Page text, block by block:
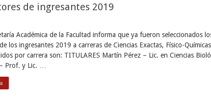
de ingresantes 2019
Académica de la Facultad informa que ya fueron seleccionados
los ingresantes 2019 a carreras de Ciencias Exactas, Físico-
por carrera son: TITULARES Martín Pérez – Lic. en Ciencias
Prof. y Lic. …